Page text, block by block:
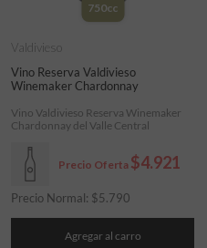
750cc
Vino Reserva Valdivieso
Winemaker Chardonnay
Precio Oferta $4.921
Precio Normal: $5.790
Valdivieso
Vino Valdivieso Reserva Winemaker
Chardonnay del Valle Central
Agregar al carro